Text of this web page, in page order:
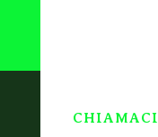
CHIAMACI